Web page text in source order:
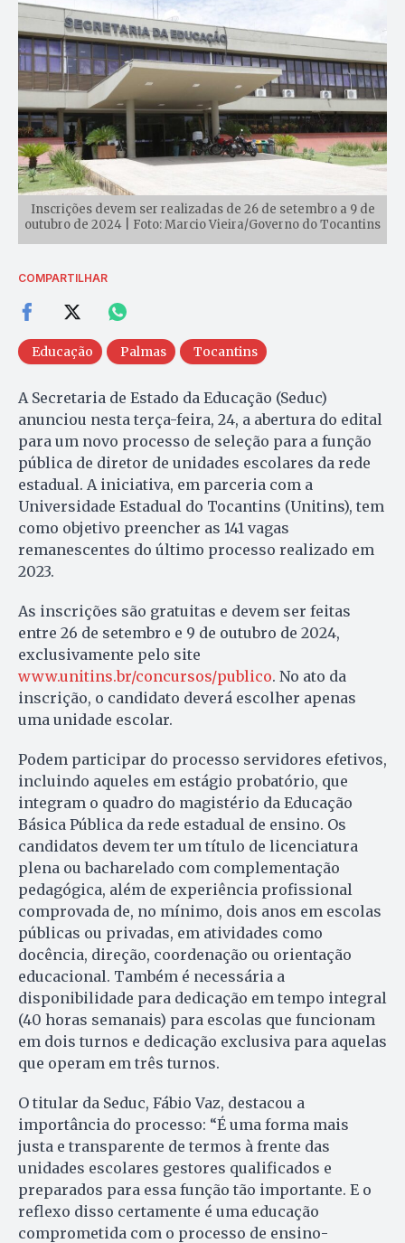
Inscrições devem ser realizadas de 26 de setembro a 9 de
outubro de 2024 | Foto: Marcio Vieira/Governo do Tocantins
COMPARTILHAR
Educação Palmas Tocantins
A Secretaria de Estado da Educação (Seduc)
anunciou nesta terça-feira, 24, a abertura do edital
para um novo processo de seleção para a função
pública de diretor de unidades escolares da rede
estadual. A iniciativa, em parceria com a
Universidade Estadual do Tocantins (Unitins), tem
como objetivo preencher as 141 vagas
remanescentes do último processo realizado em
2023.
As inscrições são gratuitas e devem ser feitas
entre 26 de setembro e 9 de outubro de 2024,
exclusivamente pelo site
www.unitins.br/concursos/publico. No ato da
inscrição, o candidato deverá escolher apenas
uma unidade escolar.
Podem participar do processo servidores efetivos,
incluindo aqueles em estágio probatório, que
integram o quadro do magistério da Educação
Básica Pública da rede estadual de ensino. Os
candidatos devem ter um título de licenciatura
plena ou bacharelado com complementação
pedagógica, além de experiência profissional
comprovada de, no mínimo, dois anos em escolas
públicas ou privadas, em atividades como
docência, direção, coordenação ou orientação
educacional. Também é necessária a
disponibilidade para dedicação em tempo integral
(40 horas semanais) para escolas que funcionam
em dois turnos e dedicação exclusiva para aquelas
que operam em três turnos.
O titular da Seduc, Fábio Vaz, destacou a
importância do processo: “É uma forma mais
justa e transparente de termos à frente das
unidades escolares gestores qualificados e
preparados para essa função tão importante. E o
reflexo disso certamente é uma educação
comprometida com o processo de ensino-